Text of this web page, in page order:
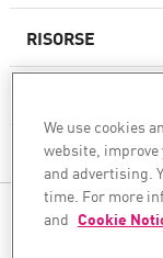
Firewall di
Sicurezza
WAF
RISORSE
AZIENDA
We use cookies
website,
and advertising.
time. For more
and Cookie